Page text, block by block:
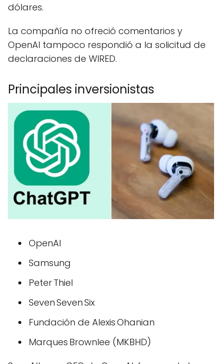
dólares.
La compañía no ofreció comentarios y
OpenAI tampoco respondió a la solicitud de
declaraciones de WIRED.
Principales inversionistas
OpenAI
Samsung
Peter Thiel
Seven Seven Six
Fundación de Alexis Ohanian
Marques Brownlee (MKBHD)